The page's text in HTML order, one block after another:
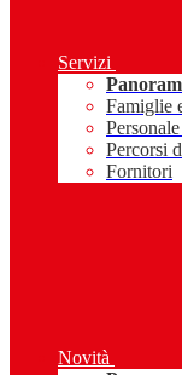
Servizi
Famiglie
Percorsi
Fornitori
Novità